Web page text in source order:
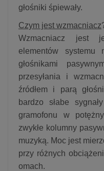
głośniki śpiewały.
Czym jest wzmacniacz
Wzmacniacz jest
elementów systemu
głośnikami
przesyłania i
źródłem i parą
bardzo słabe
gramofonu w
zwykłe kolumny
muzyką. Moc jest
przy różnych
omach.